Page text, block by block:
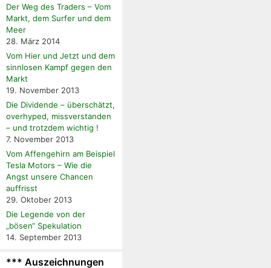
Der Weg des Traders – Vom
Markt, dem Surfer und dem
Meer
28. März 2014
Vom Hier und Jetzt und dem
sinnlosen Kampf gegen den
Markt
19. November 2013
Die Dividende – überschätzt,
overhyped, missverstanden
– und trotzdem wichtig !
7. November 2013
Vom Affengehirn am Beispiel
Tesla Motors – Wie die
Angst unsere Chancen
auffrisst
29. Oktober 2013
Die Legende von der
„bösen“ Spekulation
14. September 2013
*** Auszeichnungen